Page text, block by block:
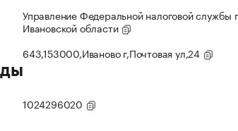
Управление Федеральной налоговой службы
Ивановской области
643,153000,Иваново г,Почтовая ул,24
1024296020